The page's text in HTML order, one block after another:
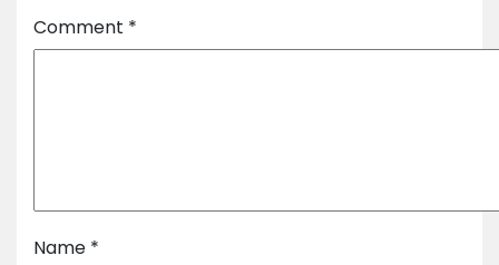
Comment *
Name *